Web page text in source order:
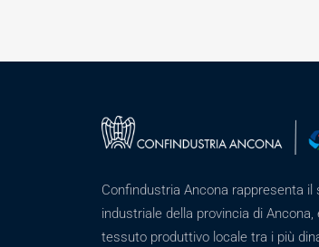
Confindustria Ancona rappresenta il
industriale della provincia di
tessuto produttivo locale tra i più